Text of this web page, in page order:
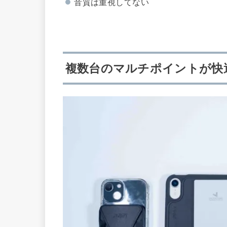
音質は重視してない
複数台のマルチポイントが快